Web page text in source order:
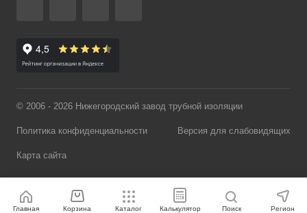
© 2006 - 2026 Нижегородский завод трубной изоляции
Политика конфиденциальности Версия для слабовидящих
Карта сайта
Главная Корзина Каталог Калькулятор Поиск Регион